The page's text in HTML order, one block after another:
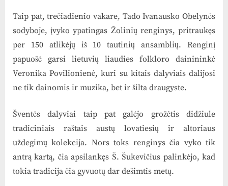
Taip pat, trečiadienio vakare, Tado Ivanausko Obelynės
sodyboje, įvyko ypatingas Žolinių renginys, pritraukęs
per 150 atlikėjų iš 10 tautinių ansamblių. Renginį
papuošė garsi lietuvių liaudies folkloro dainininkė
Veronika Povilionienė, kuri su kitais dalyviais dalijosi
ne tik dainomis ir muzika, bet ir šilta draugyste.
Šventės dalyviai taip pat galėjo grožėtis didžiule
tradiciniais raštais austų lovatiesių ir altoriaus
uždegimų kolekcija. Nors toks renginys čia vyko tik
antrą kartą, čia apsilankęs Š. Šukevičius palinkėjo, kad
tokia tradicija čia gyvuotų dar dešimtis metų.